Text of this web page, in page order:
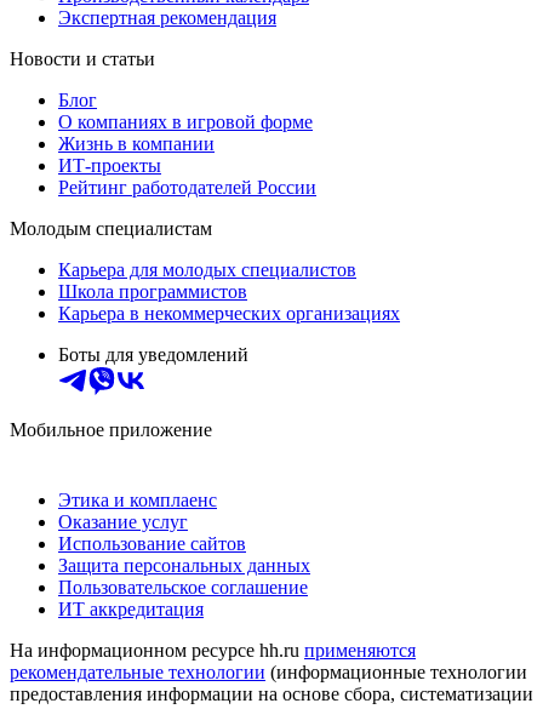
Экспертная рекомендация
Новости и статьи
Блог
О компаниях в игровой форме
Жизнь в компании
ИТ-проекты
Рейтинг работодателей России
Молодым специалистам
Карьера для молодых специалистов
Школа программистов
Карьера в некоммерческих организациях
Боты для уведомлений
Мобильное приложение
Этика и комплаенс
Оказание услуг
Использование сайтов
Защита персональных данных
Пользовательское соглашение
ИТ аккредитация
На информационном ресурсе hh.ru применяются
рекомендательные технологии (информационные технологии
предоставления информации на основе сбора, систематизации